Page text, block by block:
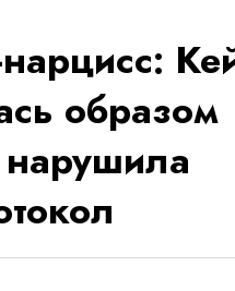
образом